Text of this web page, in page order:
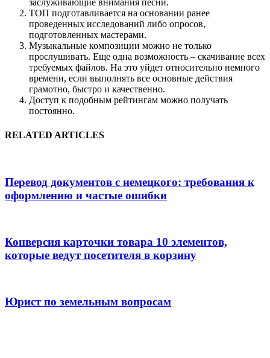
заслуживающие внимания песни.
ТОП подготавливается на основании ранее
проведенных исследований либо опросов,
подготовленных мастерами.
Музыкальные композиции можно не только
прослушивать. Еще одна возможность – скачивание всех
требуемых файлов. На это уйдет относительно немного
времени, если выполнять все основные действия
грамотно, быстро и качественно.
Доступ к подобным рейтингам можно получать
постоянно.
RELATED ARTICLES
Перевод документов с немецкого: требования к
оформлению и частые ошибки
Конверсия карточки товара 10 элементов,
которые ведут посетителя в корзину
Юрист по земельным вопросам